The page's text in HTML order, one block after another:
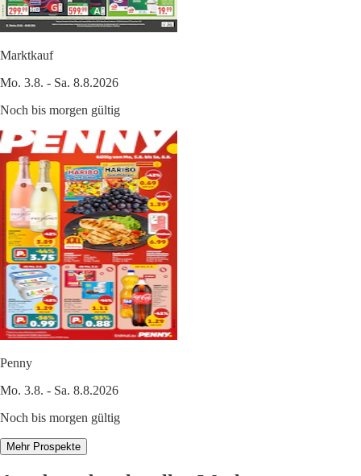
Marktkauf
Mo. 3.8. - Sa. 8.8.2026
Noch bis morgen gültig
Penny
Mo. 3.8. - Sa. 8.8.2026
Noch bis morgen gültig
Mehr Prospekte